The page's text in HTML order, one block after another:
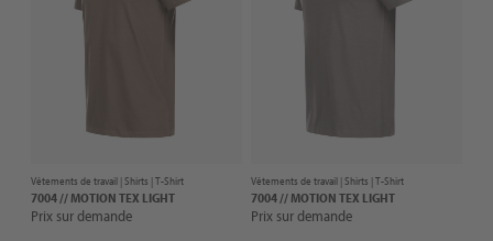
Vêtements de travail |Shirts | T-Shirt
7004 // MOTION TEX LIGHT
Prix sur demande
Vêtements de travail |Shirts | T-Shirt
7004 // MOTION TEX LIGHT
Prix sur demande